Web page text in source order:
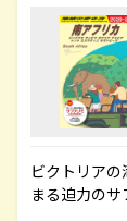
ビクトリア
まる迫力の